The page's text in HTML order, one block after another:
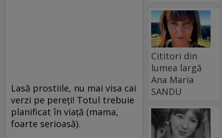
Lasă prostiile, nu mai visa cai
verzi pe pereți! Totul trebuie
planificat în viață (mama,
foarte serioasă).
Cititori din
lumea largă
Ana Maria
SANDU